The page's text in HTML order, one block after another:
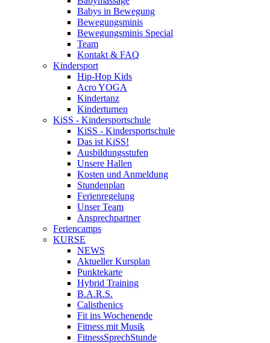
Babys in Bewegung
Bewegungsminis
Bewegungsminis Special
Team
Kontakt & FAQ
Kindersport
Hip-Hop Kids
Acro YOGA
Kindertanz
Kinderturnen
KiSS - Kindersportschule
KiSS - Kindersportschule
Das ist KiSS!
Ausbildungsstufen
Unsere Hallen
Kosten und Anmeldung
Stundenplan
Ferienregelung
Unser Team
Ansprechpartner
Feriencamps
KURSE
NEWS
Aktueller Kursplan
Punktekarte
Hybrid Training
B.A.R.S.
Calisthenics
Fit ins Wochenende
Fitness mit Musik
FitnessSprechStunde